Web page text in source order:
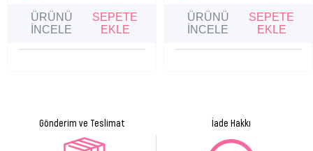
ÜRÜNÜ
İNCELE
SEPETE
EKLE
ÜRÜNÜ
İNCELE
SEPETE
EKLE
Gönderim ve Teslimat İade Hakkı